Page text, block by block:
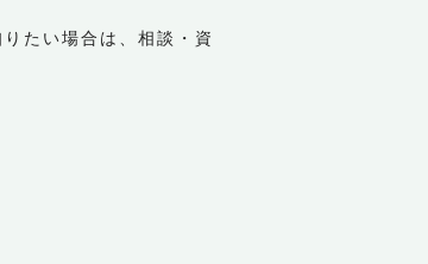
たい場合は、相談・資